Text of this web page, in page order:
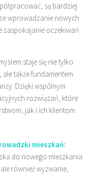
są bardziej
wprowadzanie nowych
zaspokajanie oczekiwań
staje się nie tylko
także fundamentem
Dzięki wspólnym
rozwiązań, które
jak i ich klientom.
mieszkań:
do nowego mieszkania
również wyzwanie,